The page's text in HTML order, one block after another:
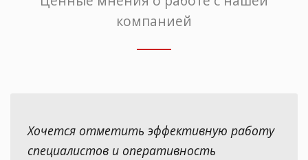
компанией
Хочется отметить эффективную работу
специалистов и оперативность